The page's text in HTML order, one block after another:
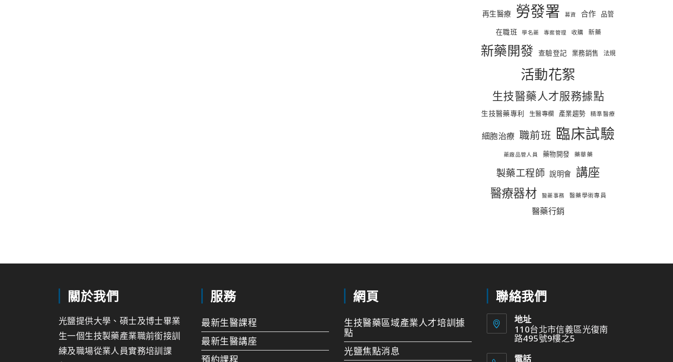
再生醫療 勞發署 募資 合作 品管
在職班 學名藥 專案管理 收購 新藥
新藥開發 查驗登記 業務銷售 法規
活動花絮
生技醫藥人才服務據點
生技醫藥專利 生醫專欄 產業趨勢 精準醫療
細胞治療 職前班 臨床試驗
藥廠品管人員 藥物開發 藥華藥
製藥工程師 說明會 講座
醫療器材 醫藥事務 醫藥學術專員
醫藥行銷
關於我們
光鹽提供大學、碩士及博士畢業
生一個生技製藥產業職前銜接訓
練及職場從業人員實務培訓課
服務
最新生醫課程
最新生醫講座
預約課程
網頁
生技醫藥區域產業人才培訓據
點
光鹽焦點消息
聯絡我們
地址
110台北市信義區光復南
路495號9樓之5
電話